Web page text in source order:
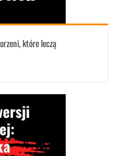
które leczą